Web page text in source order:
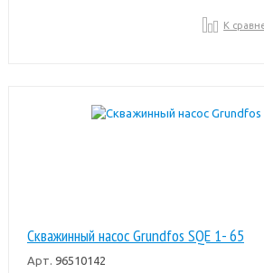
К
Скважинный насос Grundfos SQE 1- 65
Арт. 96510142